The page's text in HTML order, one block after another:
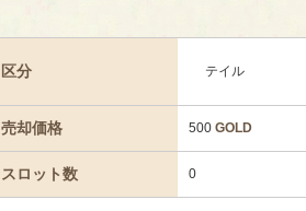
区分 テイル
売却価格 500 GOLD
スロット数 0